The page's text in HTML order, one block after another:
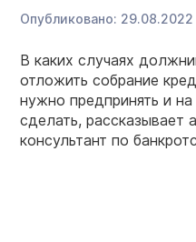
Опубликовано: 29.08.2022
В каких случаях
отложить собрание
нужно предпринять и
сделать, рассказывает
консультант по